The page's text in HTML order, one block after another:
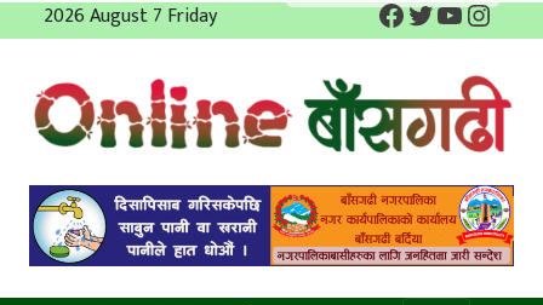
to
2026 August 7 Friday Facebook
Twitter
YouTube